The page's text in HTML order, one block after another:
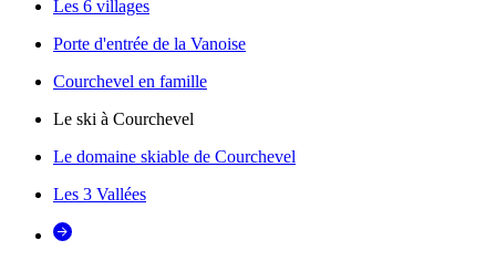
Les 6 villages
Porte d'entrée de la Vanoise
Courchevel en famille
Le ski à Courchevel
Le domaine skiable de Courchevel
Les 3 Vallées